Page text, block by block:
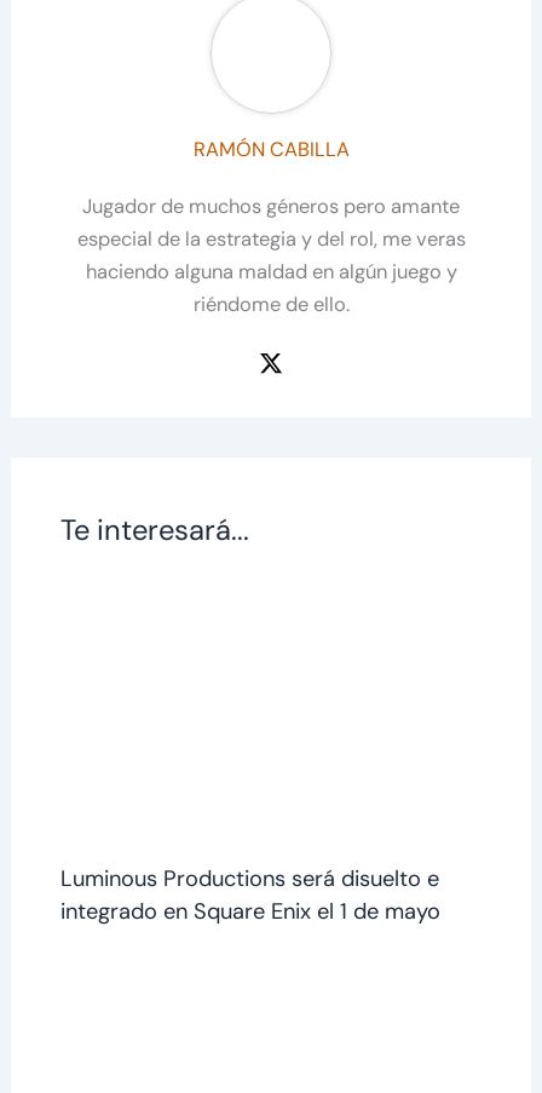
RAMÓN CABILLA
Jugador de muchos géneros pero amante
especial de la estrategia y del rol, me veras
haciendo alguna maldad en algún juego y
riéndome de ello.
Te interesará...
Luminous Productions será disuelto e
integrado en Square Enix el 1 de mayo